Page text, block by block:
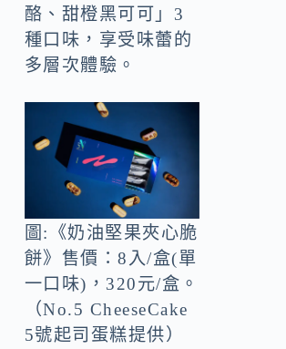
酪、甜橙黑可可」3
種口味，享受味蕾的
多層次體驗。
圖:《奶油堅果夾心脆
餅》售價：8入/盒(單
一口味)，320元/盒。
（No.5 CheeseCake
5號起司蛋糕提供）